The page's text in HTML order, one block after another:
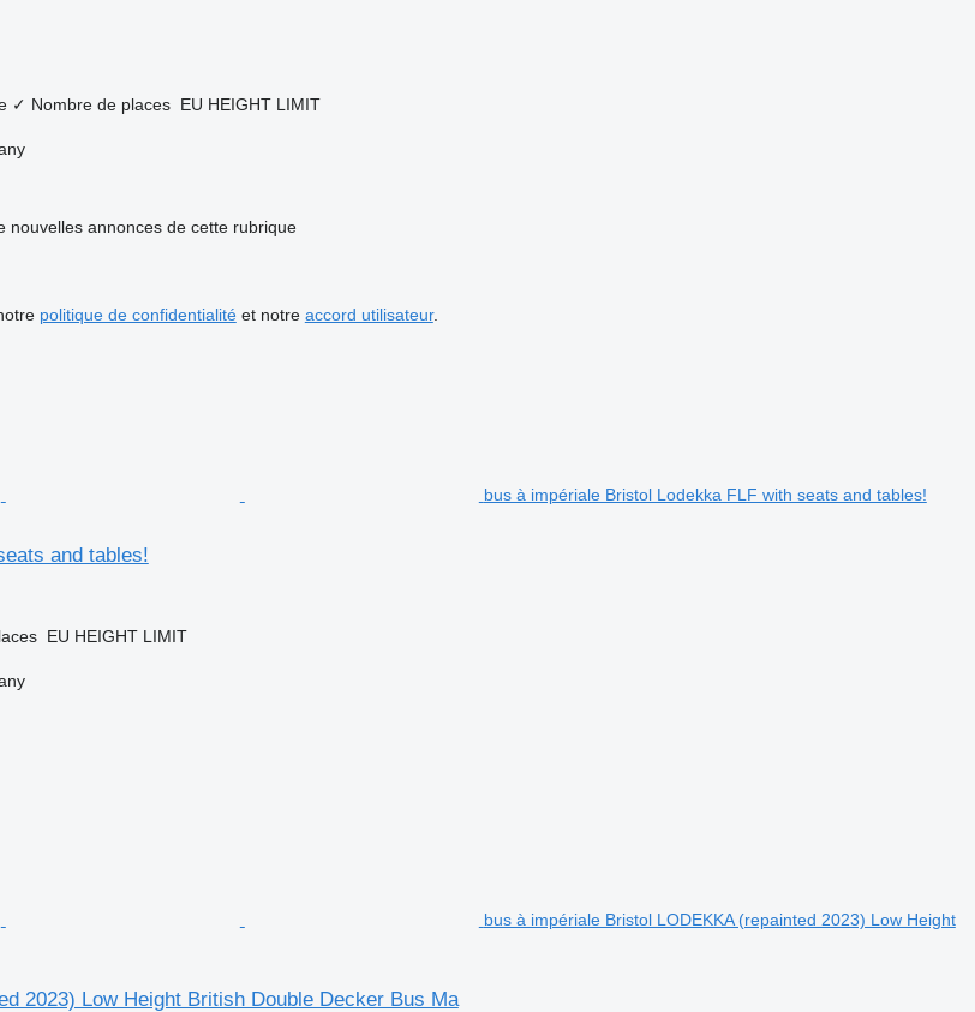
✓ Nombre de places EU HEIGHT LIMIT
nouvelles annonces de cette rubrique
politique de confidentialitéet notre accord utilisateur.
bus à impériale Bristol Lodekka FLF with seats and tables!
and tables!
EU HEIGHT LIMIT
bus à impériale Bristol LODEKKA (repainted 2023) Low Height
2023) Low Height British Double Decker Bus Ma